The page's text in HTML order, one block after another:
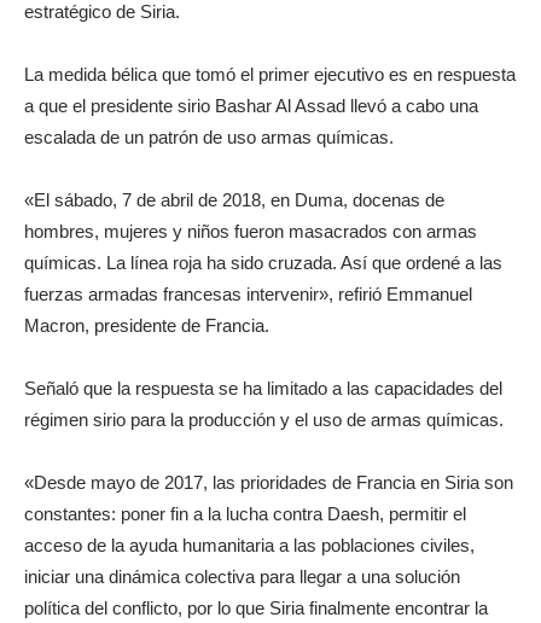
estratégico de Siria.
La medida bélica que tomó el primer ejecutivo es en respuesta
a que el presidente sirio Bashar Al Assad llevó a cabo una
escalada de un patrón de uso armas químicas.
«El sábado, 7 de abril de 2018, en Duma, docenas de
hombres, mujeres y niños fueron masacrados con armas
químicas. La línea roja ha sido cruzada. Así que ordené a las
fuerzas armadas francesas intervenir», refirió Emmanuel
Macron, presidente de Francia.
Señaló que la respuesta se ha limitado a las capacidades del
régimen sirio para la producción y el uso de armas químicas.
«Desde mayo de 2017, las prioridades de Francia en Siria son
constantes: poner fin a la lucha contra Daesh, permitir el
acceso de la ayuda humanitaria a las poblaciones civiles,
iniciar una dinámica colectiva para llegar a una solución
política del conflicto, por lo que Siria finalmente encontrar la